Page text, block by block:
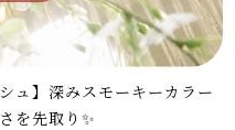
ュ】深みスモーキーカラー
を先取り✨